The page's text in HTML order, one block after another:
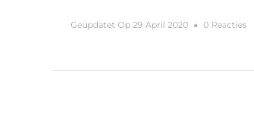
Geüpdatet Op 29 April 2020 0 ReactiesOp